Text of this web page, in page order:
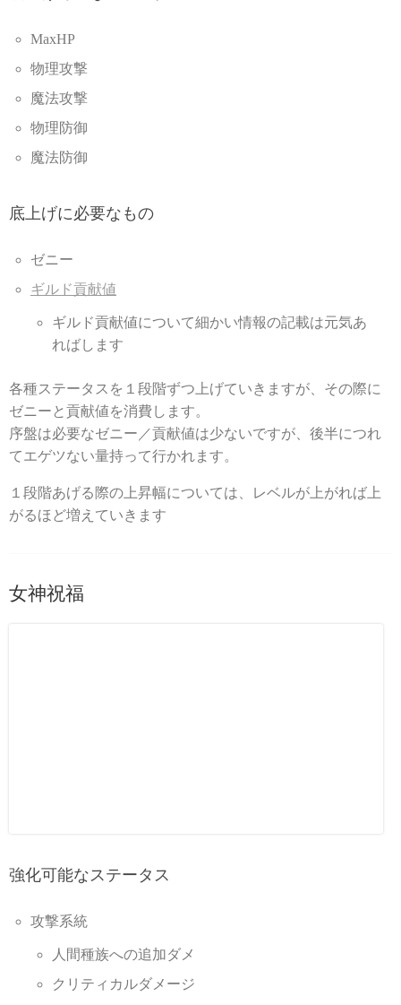
MaxHP
物理攻撃
魔法攻撃
物理防御
魔法防御
底上げに必要なもの
ゼニー
ギルド貢献値
ギルド貢献値について細かい情報の記載は元気あ
ればします
各種ステータスを１段階ずつ上げていきますが、その際に
ゼニーと貢献値を消費します。
序盤は必要なゼニー／貢献値は少ないですが、後半につれ
てエゲツない量持って行かれます。
１段階あげる際の上昇幅については、レベルが上がれば上
がるほど増えていきます
女神祝福
強化可能なステータス
攻撃系統
人間種族への追加ダメ
クリティカルダメージ